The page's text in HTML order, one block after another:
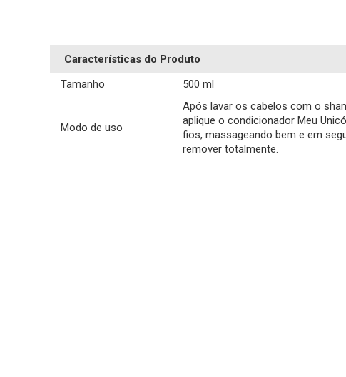
Características do Produto
Tamanho
500 ml
Modo de uso
Após lavar os cabelos com o
aplique o condicionador Meu
fios, massageando bem e em
remover totalmente.